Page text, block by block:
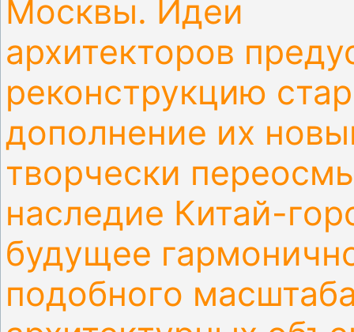
Москвы. Идеи
архитекторов
реконструкцию
дополнение их
творчески
наследие Китай-
будущее
подобного